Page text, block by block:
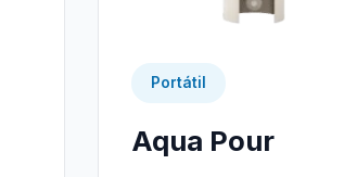
Portátil
Aqua Pour